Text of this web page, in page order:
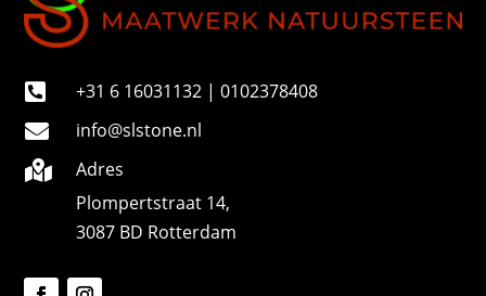

+31 6 16031132 | 0102378408

info@slstone.nl

Adres
Plompertstraat 14,
3087 BD Rotterdam